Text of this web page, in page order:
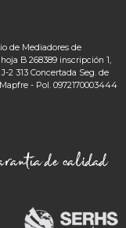
de Mediadores de
B 268389 inscripción 1,
2 313 Concertada Seg. de
- Pol. 0972170003444